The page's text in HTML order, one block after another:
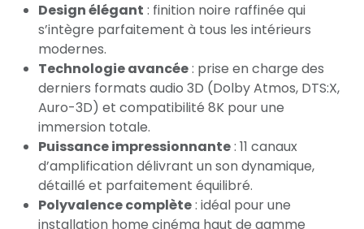
Design élégant : finition noire raffinée qui
s’intègre parfaitement à tous les intérieurs
modernes.
Technologie avancée: prise en charge des
derniers formats audio 3D (Dolby Atmos, DTS:X,
Auro-3D) et compatibilité 8K pour une
immersion totale.
Puissance impressionnante: 11 canaux
d’amplification délivrant un son dynamique,
détaillé et parfaitement équilibré.
Polyvalence complète: idéal pour une
installation home cinéma haut de gamme